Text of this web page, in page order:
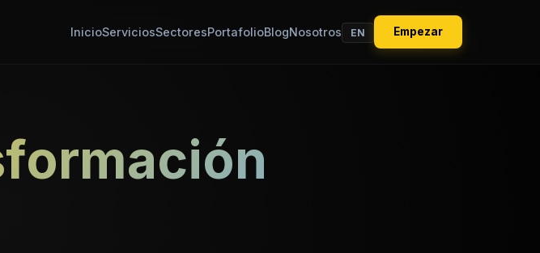
InicioServiciosSectoresPortafolioBlogNosotros EN Empezar